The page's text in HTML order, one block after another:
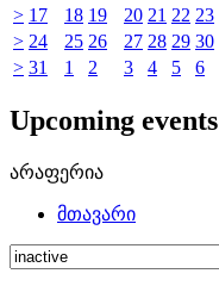
> 17 18 19 20 21 22 23
> 24 25 26 27 28 29 30
> 31 1 2 3 4 5 6
Upcoming events
არაფერია
მთავარი